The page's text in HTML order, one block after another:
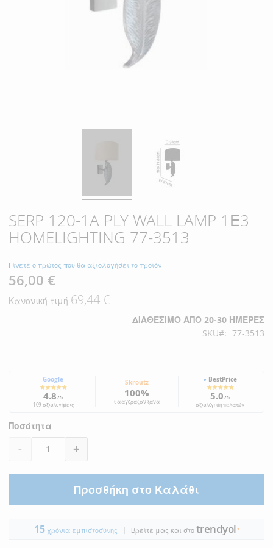
SERP 120-1A PLY WALL LAMP 1Ε3
HOMELIGHTING 77-3513
Γίνετε ο πρώτος που θα αξιολογήσει το προϊόν
Ειδική
Τιμή
56,00 €
Κανονική τιμή 69,44 €
ΔΙΑΘΈΣΙΜΟ ΑΠΌ 20-30 ΗΜΈΡΕΣ
SKU
77-3513
Google
★★★★★
4.8/5
109 αξιολογήσεις
Skroutz
100%
θα αγόραζαν ξανά
● BestPrice
★★★★★
5.0/5
αξιολόγηση πελατών
Ποσότητα
- +
Προσθήκη στο Καλάθι
15χρόνια εμπιστοσύνης | Βρείτε μας και στο trendyol ●